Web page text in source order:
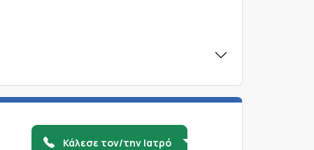
Κάλεσε τον/την Ιατρό